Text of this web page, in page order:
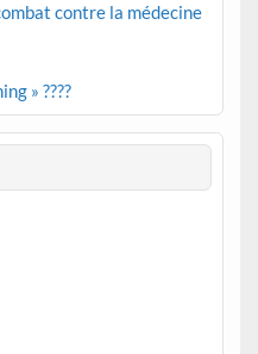
contre la médecine
» ????